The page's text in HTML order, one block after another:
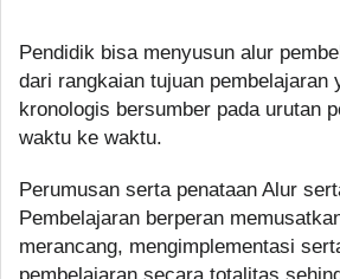
Pendidik bisa menyusun alur
dari rangkaian tujuan pembelajaran
kronologis bersumber pada urutan
waktu ke waktu.
Perumusan serta penataan Alur
Pembelajaran berperan
merancang, mengimplementasi